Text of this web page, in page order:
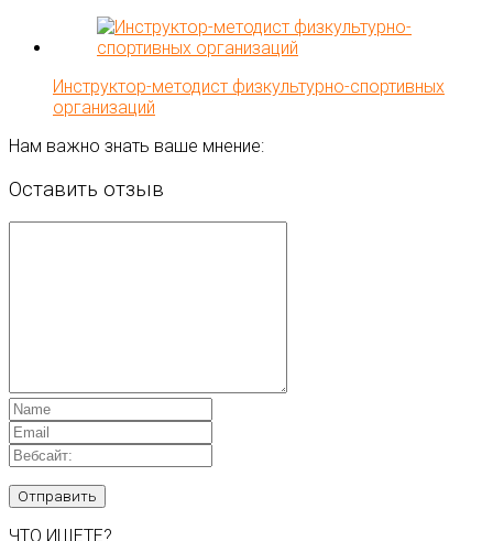
Инструктор-методист физкультурно-спортивных
организаций
Нам важно знать ваше мнение:
Оставить отзыв
ЧТО ИЩЕТЕ?